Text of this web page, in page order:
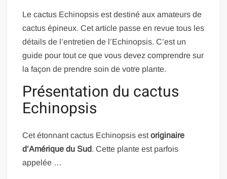
Le cactus Echinopsis est destiné aux amateurs de
cactus épineux. Cet article passe en revue tous les
détails de l’entretien de l’Echinopsis. C’est un
guide pour tout ce que vous devez comprendre sur
la façon de prendre soin de votre plante.
Présentation du cactus
Echinopsis
Cet étonnant cactus Echinopsis estoriginaire
d’Amérique du Sud. Cette plante est parfois
appelée …